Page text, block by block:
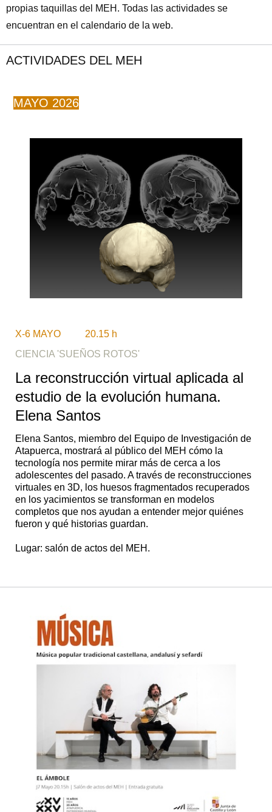
propias taquillas del MEH. Todas las actividades se
encuentran en el calendario de la web.
ACTIVIDADES DEL MEH
MAYO 2026
X-6 MAYO 20.15 h
CIENCIA 'SUEÑOS ROTOS'
La reconstrucción virtual aplicada al
estudio de la evolución humana.
Elena Santos
Elena Santos, miembro del Equipo de Investigación de
Atapuerca, mostrará al público del MEH cómo la
tecnología nos permite mirar más de cerca a los
adolescentes del pasado. A través de reconstrucciones
virtuales en 3D, los huesos fragmentados recuperados
en los yacimientos se transforman en modelos
completos que nos ayudan a entender mejor quiénes
fueron y qué historias guardan.
Lugar: salón de actos del MEH.